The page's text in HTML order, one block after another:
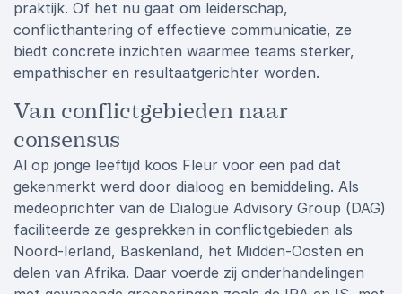
praktijk. Of het nu gaat om leiderschap,
conflicthantering of effectieve communicatie, ze
biedt concrete inzichten waarmee teams sterker,
empathischer en resultaatgerichter worden.
Van conflictgebieden naar
consensus
Al op jonge leeftijd koos Fleur voor een pad dat
gekenmerkt werd door dialoog en bemiddeling. Als
medeoprichter van de Dialogue Advisory Group (DAG)
faciliteerde ze gesprekken in conflictgebieden als
Noord-Ierland, Baskenland, het Midden-Oosten en
delen van Afrika. Daar voerde zij onderhandelingen